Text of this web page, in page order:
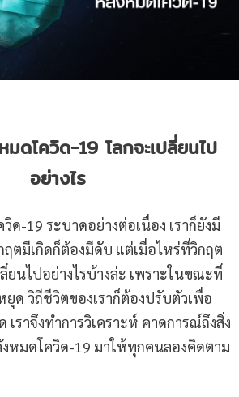
มดโควิด-19 โลกจะเปลี่ยนไป
อย่างไร
ด-19 ระบาดอย่างต่อเนื่อง เราก็ยังมี
ฤตมีเกิดก็ต้องมีดับ แต่เมื่อไหร่ที่วิกฤต
ยนไปอย่างไรบ้างล่ะ เพราะในขณะที่
ด วิถีชีวิตของเราก็ต้องปรับตัวเพื่อ
ราจึงทำการวิเคราะห์ คาดการณ์ถึงสิ่ง
หมดโควิด-19 มาให้ทุกคนลองคิดตาม